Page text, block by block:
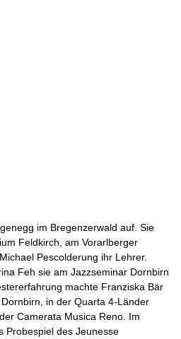
im Bregenzerwald auf. Sie
Feldkirch, am Vorarlberger
Pescolderung ihr Lehrer.
Feh sie am Jazzseminar Dornbirn
machte Franziska Bär
in der Quarta 4-Länder
Camerata Musica Reno. Im
Probespiel des Jeunesse